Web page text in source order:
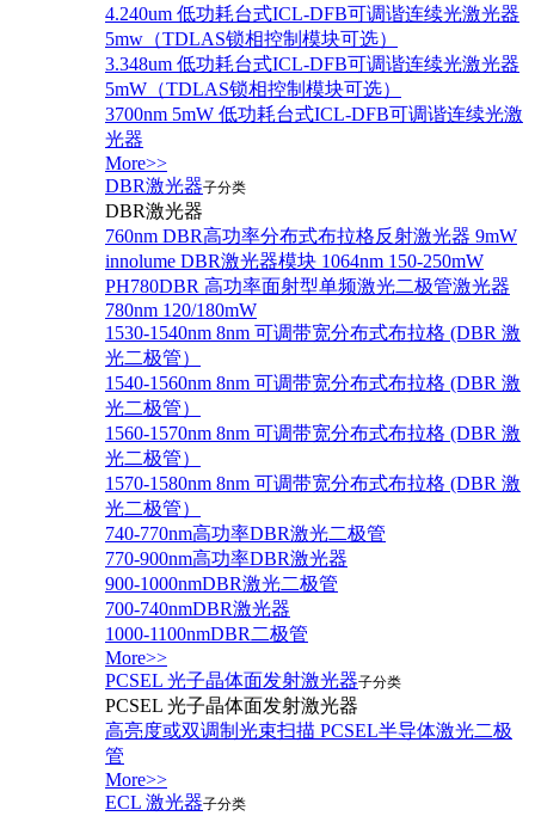
4.240um 低功耗台式ICL-DFB可调谐连续光激光器
5mw（TDLAS锁相控制模块可选）
3.348um 低功耗台式ICL-DFB可调谐连续光激光器
5mW（TDLAS锁相控制模块可选）
3700nm 5mW 低功耗台式ICL-DFB可调谐连续光激
光器
More>>
DBR激光器子分类
DBR激光器
760nm DBR高功率分布式布拉格反射激光器 9mW
innolume DBR激光器模块 1064nm 150-250mW
PH780DBR 高功率面射型单频激光二极管激光器
780nm 120/180mW
1530-1540nm 8nm 可调带宽分布式布拉格 (DBR 激
光二极管）
1540-1560nm 8nm 可调带宽分布式布拉格 (DBR 激
光二极管）
1560-1570nm 8nm 可调带宽分布式布拉格 (DBR 激
光二极管）
1570-1580nm 8nm 可调带宽分布式布拉格 (DBR 激
光二极管）
740-770nm高功率DBR激光二极管
770-900nm高功率DBR激光器
900-1000nmDBR激光二极管
700-740nmDBR激光器
1000-1100nmDBR二极管
More>>
PCSEL 光子晶体面发射激光器子分类
PCSEL 光子晶体面发射激光器
高亮度或双调制光束扫描 PCSEL半导体激光二极
管
More>>
ECL 激光器子分类